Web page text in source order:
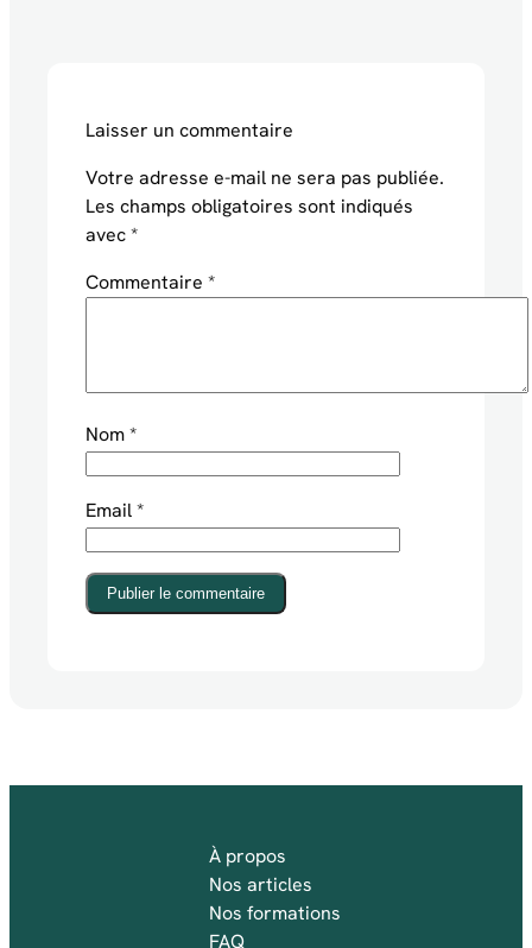
Laisser un commentaire
Votre adresse e-mail ne sera pas publiée.
Les champs obligatoires sont indiqués
avec*
Commentaire *
Nom*
Email*
Publier le commentaire
À propos
Nos articles
Nos formations
FAQ